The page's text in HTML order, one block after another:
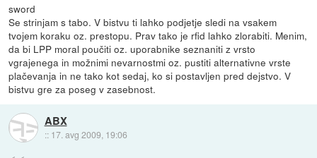
sword
Se strinjam s tabo. V bistvu ti lahko podjetje sledi na vsakem
tvojem koraku oz. prestopu. Prav tako je rfid lahko zlorabiti. Menim,
da bi LPP moral poučiti oz. uporabnike seznaniti z vrsto
vgrajenega in možnimi nevarnostmi oz. pustiti alternativne vrste
plačevanja in ne tako kot sedaj, ko si postavljen pred dejstvo. V
bistvu gre za poseg v zasebnost.
ABX
:: 17. avg 2009, 19:06